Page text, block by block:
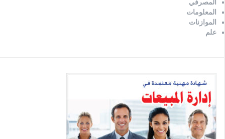
المصرفي
المعلومات
الموازنات
علم